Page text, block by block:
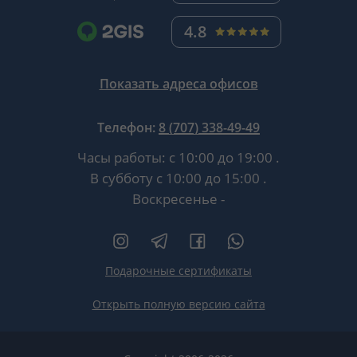
4.8
Показать адреса офисов
Телефон: 8 (707) 338-49-49
Часы работы: с 10:00 до 19:00 .
В субботу с 10:00 до 15:00 .
Воскресенье -
Подарочные сертификаты
Открыть полную версию сайта